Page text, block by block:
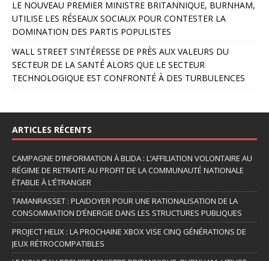
LE NOUVEAU PREMIER MINISTRE BRITANNIQUE, BURNHAM,
UTILISE LES RÉSEAUX SOCIAUX POUR CONTESTER LA
DOMINATION DES PARTIS POPULISTES
WALL STREET S’INTÉRESSE DE PRÈS AUX VALEURS DU
SECTEUR DE LA SANTÉ ALORS QUE LE SECTEUR
TECHNOLOGIQUE EST CONFRONTÉ À DES TURBULENCES
ARTICLES RÉCENTS
CAMPAGNE D’INFORMATION À BLIDA : L’AFFILIATION VOLONTAIRE AU
RÉGIME DE RETRAITE AU PROFIT DE LA COMMUNAUTÉ NATIONALE
ÉTABLIE À L’ÉTRANGER
TAMANRASSET : PLAIDOYER POUR UNE RATIONALISATION DE LA
CONSOMMATION D’ÉNERGIE DANS LES STRUCTURES PUBLIQUES
PROJECT HELIX : LA PROCHAINE XBOX VISE CINQ GÉNÉRATIONS DE
JEUX RÉTROCOMPATIBLES